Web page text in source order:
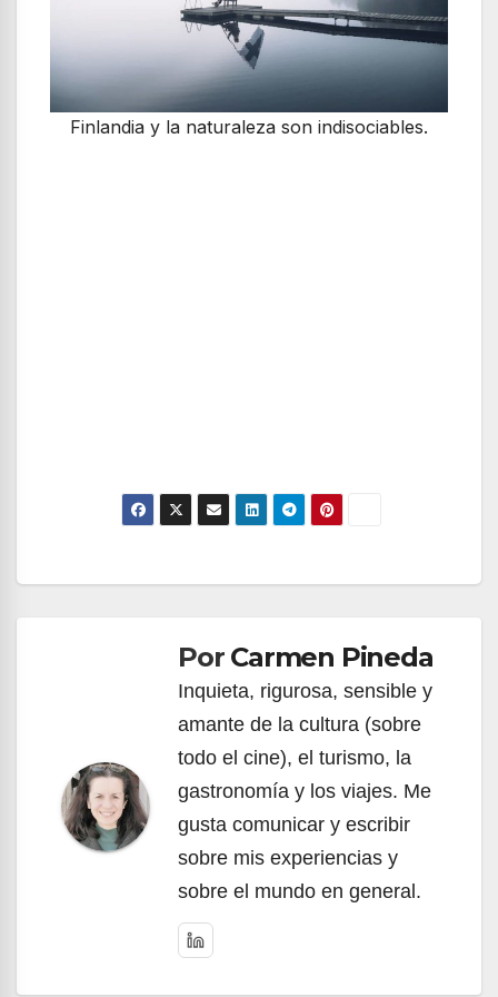
Finlandia y la naturaleza son indisociables.
Navegación
entradasPor Carmen Pineda
Inquieta, rigurosa, sensible y
amante de la cultura (sobre
todo el cine), el turismo, la
gastronomía y los viajes. Me
gusta comunicar y escribir
sobre mis experiencias y
sobre el mundo en general.